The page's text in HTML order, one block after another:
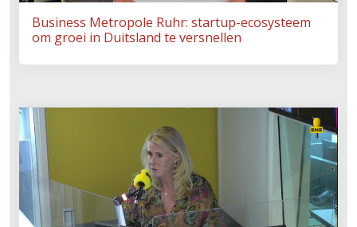
Business Metropole Ruhr: startup-ecosysteem
om groei in Duitsland te versnellen